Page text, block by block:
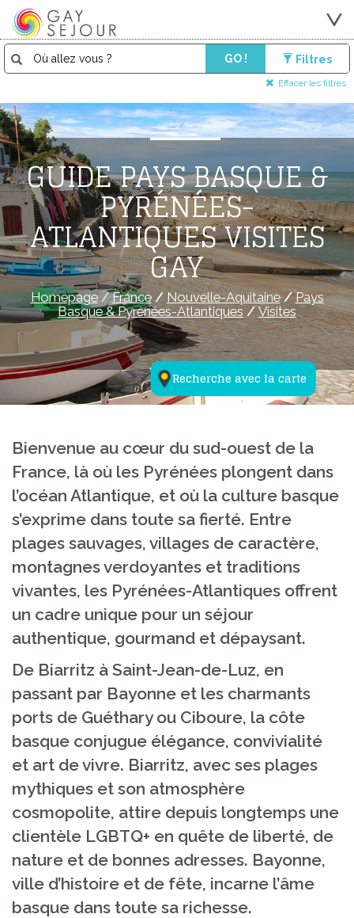
GO ! Filtres
Effacer les filtres
Recherche avec la carte
GUIDE PAYS BASQUE &
PYRÉNÉES-
ATLANTIQUES VISITES
GAY
Homepage/France/ Nouvelle-Aquitaine/Pays
Basque & Pyrénées-Atlantiques/Visites
Bienvenue au cœur du sud-ouest de la
France, là où les Pyrénées plongent dans
l’océan Atlantique, et où la culture basque
s’exprime dans toute sa fierté. Entre
plages sauvages, villages de caractère,
montagnes verdoyantes et traditions
vivantes, les Pyrénées-Atlantiques offrent
un cadre unique pour un séjour
authentique, gourmand et dépaysant.
De Biarritz à Saint-Jean-de-Luz, en
passant par Bayonne et les charmants
ports de Guéthary ou Ciboure, la côte
basque conjugue élégance, convivialité
et art de vivre. Biarritz, avec ses plages
mythiques et son atmosphère
cosmopolite, attire depuis longtemps une
clientèle LGBTQ+ en quête de liberté, de
nature et de bonnes adresses. Bayonne,
ville d’histoire et de fête, incarne l’âme
basque dans toute sa richesse.